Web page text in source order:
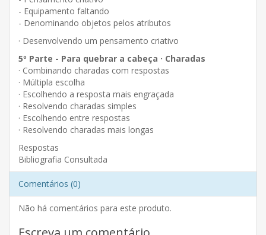
- Equipamento faltando
- Denominando objetos pelos atributos
· Desenvolvendo um pensamento criativo
5º Parte - Para quebrar a cabeça · Charadas
· Combinando charadas com respostas
· Múltipla escolha
· Escolhendo a resposta mais engraçada
· Resolvendo charadas simples
· Escolhendo entre respostas
· Resolvendo charadas mais longas
Respostas
Bibliografia Consultada
Comentários (0)
Não há comentários para este produto.